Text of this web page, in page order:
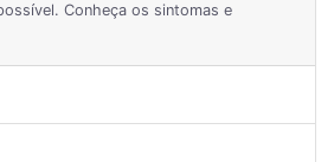
Conheça os sintomas e